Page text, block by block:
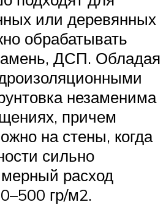
или деревянных
обрабатывать
ДСП. Обладая
незаменима
причем
на стены, когда
сильно
расход
гр/м2.